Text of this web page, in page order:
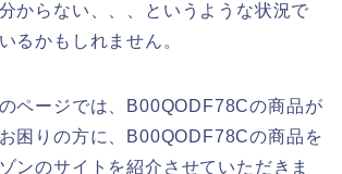
からない、、、というような状況で
るかもしれません。
ページでは、B00QODF78Cの商品が
困りの方に、B00QODF78Cの商品を
ンのサイトを紹介させていただきま